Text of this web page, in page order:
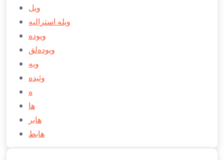
ویل
ویله استراليه
ویوده
ویوده‌لق
ویه
وئیده
ه
ها
هابر
هابط